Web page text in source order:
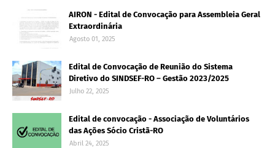
AIRON - Edital de Convocação para Assembleia Geral
Extraordinária
Agosto 01, 2025
Edital de Convocação de Reunião do Sistema
Diretivo do SINDSEF-RO – Gestão 2023/2025
Julho 22, 2025
Edital de convocação - Associação de Voluntários
das Ações Sócio Cristã-RO
Abril 24, 2025